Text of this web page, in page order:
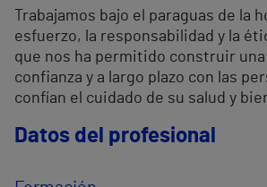
Trabajamos bajo el paraguas de la
esfuerzo, la responsabilidad y la
que nos ha permitido construir
confianza y a largo plazo con las
confían el cuidado de su salud y
Datos del profesional